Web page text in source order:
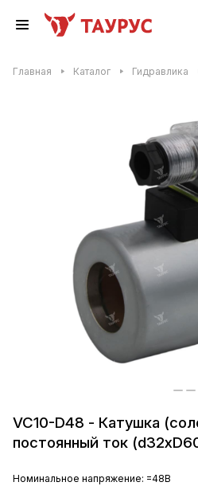
Главная Каталог Гидравлика
VC10-D48 - Катушка
постоянный ток
Номинальное напряжение: =48В